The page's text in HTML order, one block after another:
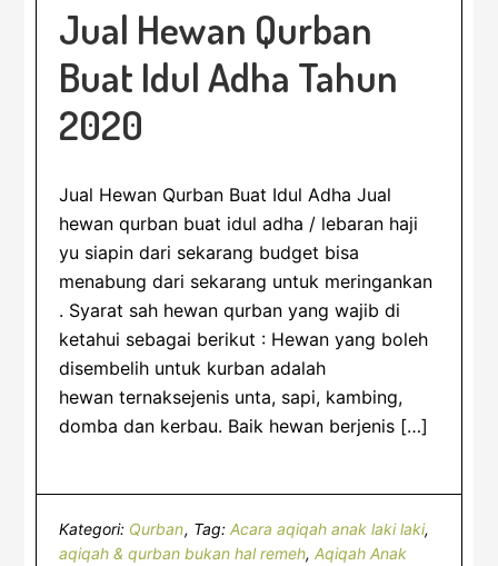
Jual Hewan Qurban
Buat Idul Adha Tahun
2020
Jual Hewan Qurban Buat Idul Adha Jual
hewan qurban buat idul adha / lebaran haji
yu siapin dari sekarang budget bisa
menabung dari sekarang untuk meringankan
. Syarat sah hewan qurban yang wajib di
ketahui sebagai berikut : Hewan yang boleh
disembelih untuk kurban adalah
hewan ternaksejenis unta, sapi, kambing,
domba dan kerbau. Baik hewan berjenis […]
Kategori: Qurban Tag:Acara aqiqah anak laki laki,
aqiqah & qurban bukan hal remeh,Aqiqah Anak